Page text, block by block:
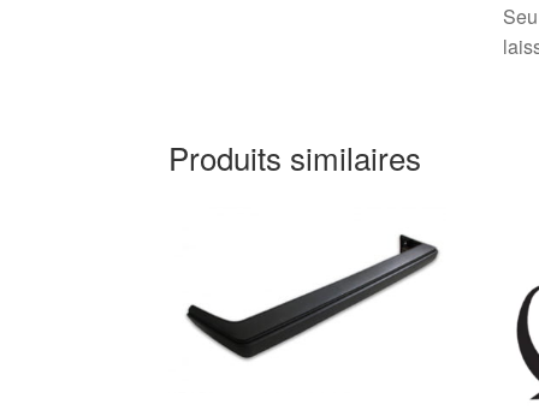
Produits similaires